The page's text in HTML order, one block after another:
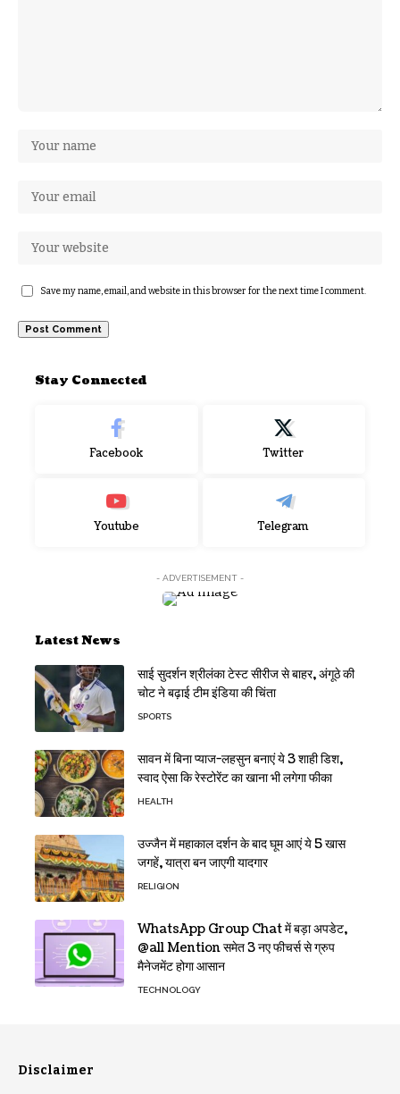
Save my name, email, and website in this browser for the next time I comment.
Stay Connected
Facebook Twitter
Youtube Telegram
- ADVERTISEMENT -
Latest News
साई सुदर्शन श्रीलंका टेस्ट सीरीज से बाहर, अंगूठे की
चोट ने बढ़ाई टीम इंडिया की चिंता
SPORTS
सावन में बिना प्याज-लहसुन बनाएं ये 3 शाही डिश,
स्वाद ऐसा कि रेस्टोरेंट का खाना भी लगेगा फीका
HEALTH
उज्जैन में महाकाल दर्शन के बाद घूम आएं ये 5 खास
जगहें, यात्रा बन जाएगी यादगार
RELIGION
WhatsApp Group Chat में बड़ा अपडेट,
@all Mention समेत 3 नए फीचर्स से ग्रुप
मैनेजमेंट होगा आसान
TECHNOLOGY
Disclaimer